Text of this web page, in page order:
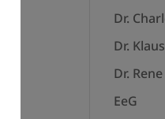
Dr.
Dr.
Dr.
EeG